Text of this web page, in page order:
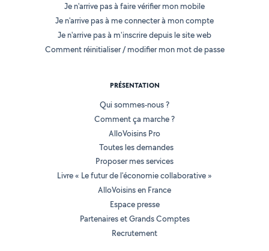
Je n'arrive pas à faire vérifier mon mobile
Je n'arrive pas à me connecter à mon compte
Je n'arrive pas à m'inscrire depuis le site web
Comment réinitialiser / modifier mon mot de passe
PRÉSENTATION
Qui sommes-nous ?
Comment ça marche ?
AlloVoisins Pro
Toutes les demandes
Proposer mes services
Livre « Le futur de l'économie collaborative »
AlloVoisins en France
Espace presse
Partenaires et Grands Comptes
Recrutement